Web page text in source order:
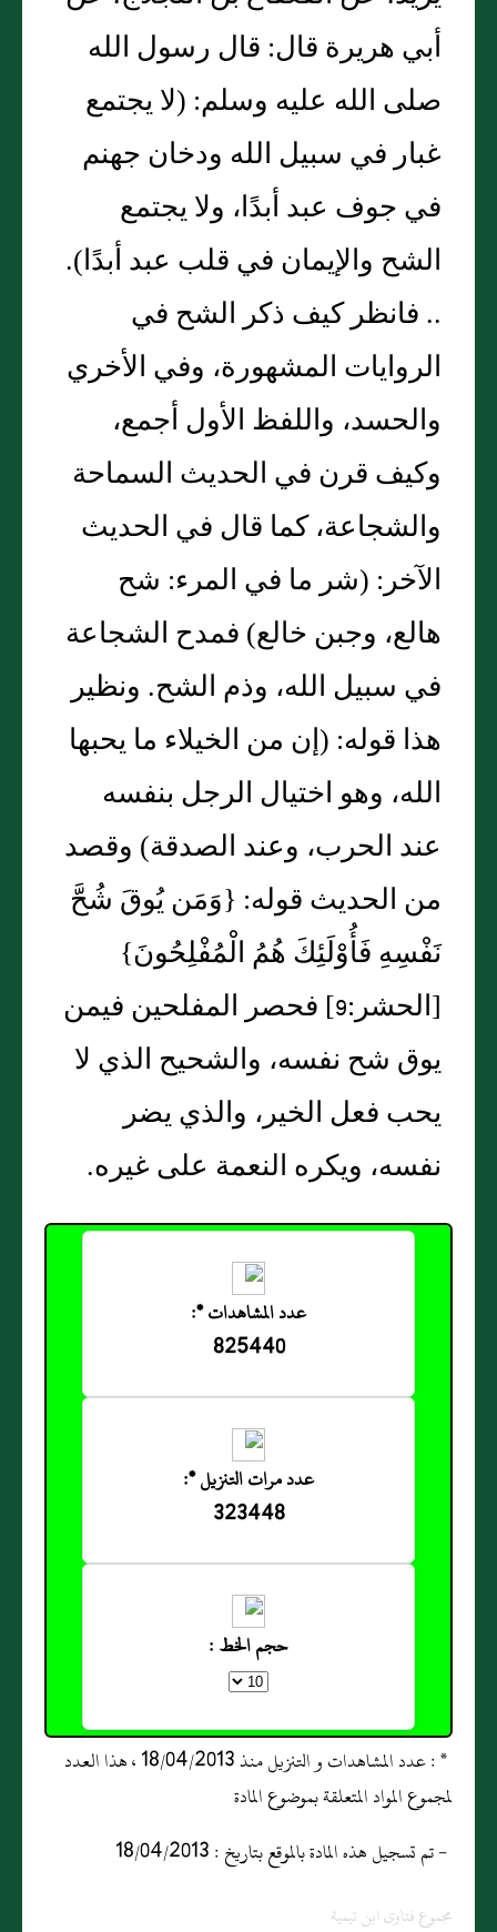
أبي هريرة قال‏:‏ قال رسول الله
صلى الله عليه وسلم‏:‏ ‏(‏لا يجتمع
غبار في سبيل الله ودخان جهنم
في جوف عبد أبدًا، ولا يجتمع
الشح والإيمان في قلب عبد أبدًا‏)‏‏.‏
‏.‏‏.‏ فانظر كيف ذكر الشح في
الروايات المشهورة، وفي الأخري
والحسد، واللفظ الأول أجمع،
وكيف قرن في الحديث السماحة
والشجاعة، كما قال في الحديث
الآخر‏:‏ ‏(‏شر ما في المرء‏:‏ شح
هالع، وجبن خالع‏)‏ فمدح الشجاعة
في سبيل الله، وذم الشح‏.‏ ونظير
هذا قوله‏:‏ ‏(‏إن من الخيلاء ما يحبها
الله، وهو اختيال الرجل بنفسه
عند الحرب، وعند الصدقة‏)‏ وقصد
من الحديث قوله‏:‏ ‏{‏وَمَن يُوقَ شُحَّ
نَفْسِهِ فَأُوْلَئِكَ هُمُ الْمُفْلِحُونَ‏}‏
‏[‏الحشر‏:‏9‏]‏ فحصر المفلحين فيمن
يوق شح نفسه، والشحيح الذي لا
يحب فعل الخير، والذي يضر
نفسه، ويكره النعمة على غيره‏.‏
عدد المشاهدات *:
825440
عدد مرات التنزيل *:
323448
حجم الخط :
* : عدد المشاهدات و التنزيل منذ 18/04/2013 ، هذا العدد
لمجموع المواد المتعلقة بموضوع المادة
- تم تسجيل هذه المادة بالموقع بتاريخ : 18/04/2013
مجموع فتاوى ابن تيمية